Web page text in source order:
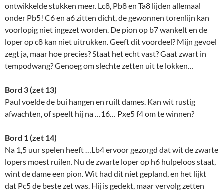
ontwikkelde stukken meer. Lc8, Pb8 en Ta8 lijden allemaal
onder Pb5! C6 en a6 zitten dicht, de gewonnen torenlijn kan
voorlopig niet ingezet worden. De pion op b7 wankelt en de
loper op c8 kan niet uitrukken. Geeft dit voordeel? Mijn gevoel
zegt ja, maar hoe precies? Staat het echt vast? Gaat zwart in
tempodwang? Genoeg om slechte zetten uit te lokken…
Bord 3 (zet 13)
Paul voelde de bui hangen en ruilt dames. Kan wit rustig
afwachten, of speelt hij na …16… Pxe5 f4 om te winnen?
Bord 1 (zet 14)
Na 1,5 uur spelen heeft …Lb4 ervoor gezorgd dat wit de zwarte
lopers moest ruilen. Nu de zwarte loper op h6 hulpeloos staat,
wint de dame een pion. Wit had dit niet gepland, en het lijkt
dat Pc5 de beste zet was. Hij is gedekt, maar vervolg zetten